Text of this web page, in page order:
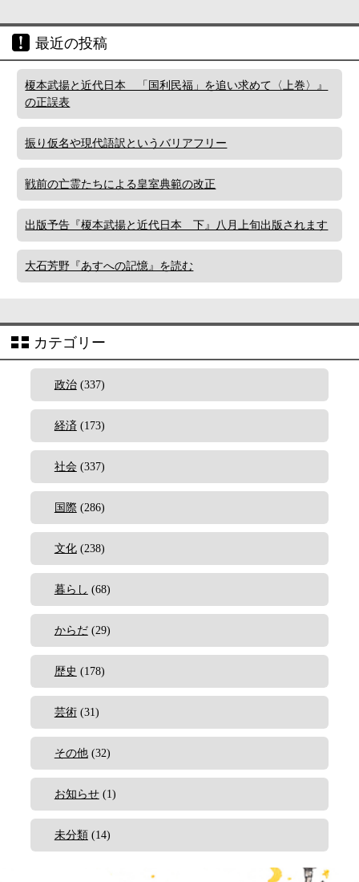
最近の投稿
榎本武揚と近代日本 「国利民福」を追い求めて〈上巻〉』
の正誤表
振り仮名や現代語訳というバリアフリー
戦前の亡霊たちによる皇室典範の改正
出版予告『榎本武揚と近代日本 下』八月上旬出版されます
大石芳野『あすへの記憶』を読む
カテゴリー
政治(337)
経済(173)
社会(337)
国際 (286)
文化(238)
暮らし (68)
からだ(29)
歴史 (178)
芸術(31)
その他(32)
お知らせ(1)
未分類(14)